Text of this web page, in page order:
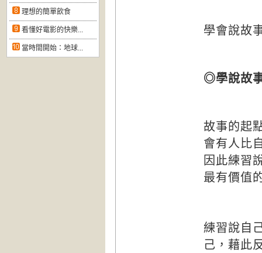
理想的簡單飲食
看懂好電影的快樂...
當時間開始：地球...
學會說故
◎學說故
故事的起
會有人比
因此練習
最有價值
練習說自
己，藉此